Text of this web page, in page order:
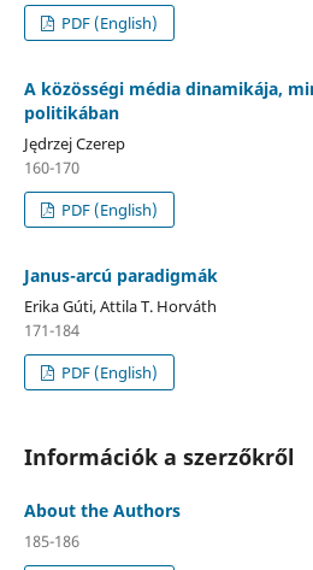
PDF (English)
A közösségi média dinamikája,
politikában
Jędrzej Czerep
160-170
PDF (English)
Janus-arcú paradigmák
Erika Gúti, Attila T. Horváth
171-184
PDF (English)
Információk a szerzőkről
About the Authors
185-186